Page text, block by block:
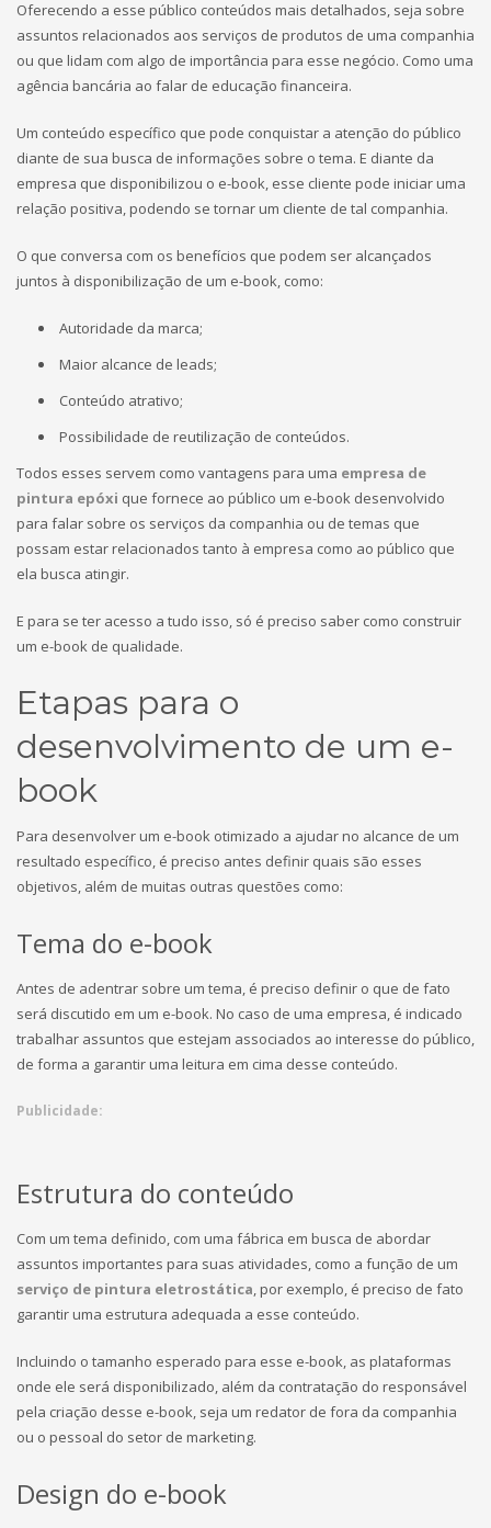
Oferecendo a esse público conteúdos mais detalhados, seja sobre
assuntos relacionados aos serviços de produtos de uma companhia
ou que lidam com algo de importância para esse negócio. Como uma
agência bancária ao falar de educação financeira.
Um conteúdo específico que pode conquistar a atenção do público
diante de sua busca de informações sobre o tema. E diante da
empresa que disponibilizou o e-book, esse cliente pode iniciar uma
relação positiva, podendo se tornar um cliente de tal companhia.
O que conversa com os benefícios que podem ser alcançados
juntos à disponibilização de um e-book, como:
Autoridade da marca;
Maior alcance de leads;
Conteúdo atrativo;
Possibilidade de reutilização de conteúdos.
Todos esses servem como vantagens para uma empresa de
pintura epóxi que fornece ao público um e-book desenvolvido
para falar sobre os serviços da companhia ou de temas que
possam estar relacionados tanto à empresa como ao público que
ela busca atingir.
E para se ter acesso a tudo isso, só é preciso saber como construir
um e-book de qualidade.
Etapas para o
desenvolvimento de um e-
book
Para desenvolver um e-book otimizado a ajudar no alcance de um
resultado específico, é preciso antes definir quais são esses
objetivos, além de muitas outras questões como:
Tema do e-book
Antes de adentrar sobre um tema, é preciso definir o que de fato
será discutido em um e-book. No caso de uma empresa, é indicado
trabalhar assuntos que estejam associados ao interesse do público,
de forma a garantir uma leitura em cima desse conteúdo.
Publicidade:
Estrutura do conteúdo
Com um tema definido, com uma fábrica em busca de abordar
assuntos importantes para suas atividades, como a função de um
serviço de pintura eletrostática, por exemplo, é preciso de fato
garantir uma estrutura adequada a esse conteúdo.
Incluindo o tamanho esperado para esse e-book, as plataformas
onde ele será disponibilizado, além da contratação do responsável
pela criação desse e-book, seja um redator de fora da companhia
ou o pessoal do setor de marketing.
Design do e-book